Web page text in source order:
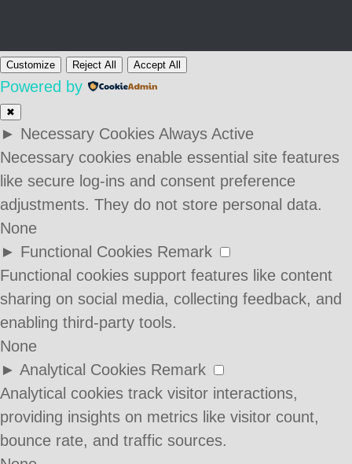
Customize Reject All Accept All
Powered by
✖
► Necessary Cookies Always Active
Necessary cookies enable essential site features
like secure log-ins and consent preference
adjustments. They do not store personal data.
None
► Functional Cookies Remark
Functional cookies support features like content
sharing on social media, collecting feedback, and
enabling third-party tools.
None
► Analytical Cookies Remark
Analytical cookies track visitor interactions,
providing insights on metrics like visitor count,
bounce rate, and traffic sources.